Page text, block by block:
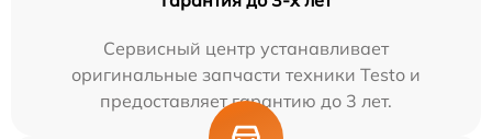
Сервисный центр устанавливает
оригинальные запчасти техники Testo и
предоставляет гарантию до 3 лет.